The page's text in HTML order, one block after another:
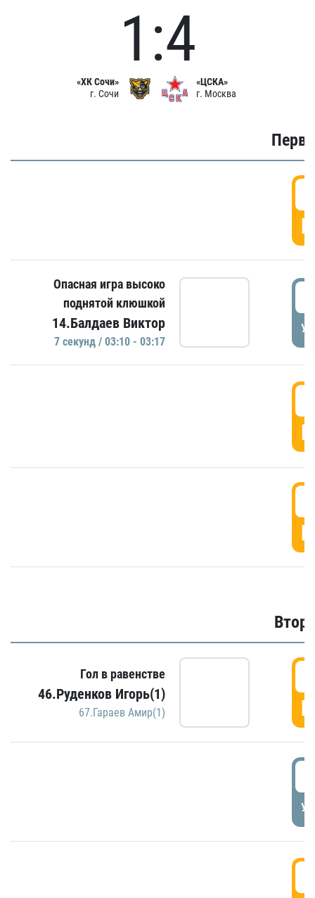
«ХК Сочи»
г. Сочи
1:4
«ЦСКА»
г. Москва
Опасная игра высоко
поднятой клюшкой
14.Балдаев Виктор
7 секунд / 03:10 - 03:17
Гол в равенстве
46.Руденков Игорь(1)
67.Гараев Амир(1)